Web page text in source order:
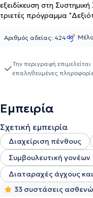
εξειδίκευση στη
τριετές πρόγραμμα
Σχέσεων της Δρ. Χάρις
και την αποδόμηση των
κάθε άνθρωπος να
ιδιαίτερη αφοσίωση και
περιορισμένες στις
αποκτήσουν φωνή,
προσωπικής έκφρασης.
ομαδική υποστήριξη σε
αυτοπεποίθηση,
προκλήσεις στον γονεϊκό
προσωπική ενδυνάμωση.
ενεργειακής θεραπείας
Αριθμός αδείας: 424
Την περιγραφή
επαληθευμένες
Εμπειρία
Σχετική εμπειρία
Διαχείριση πένθους
Συμβουλευτική γονέων
Διαταραχές άγχους
33 συστάσεις